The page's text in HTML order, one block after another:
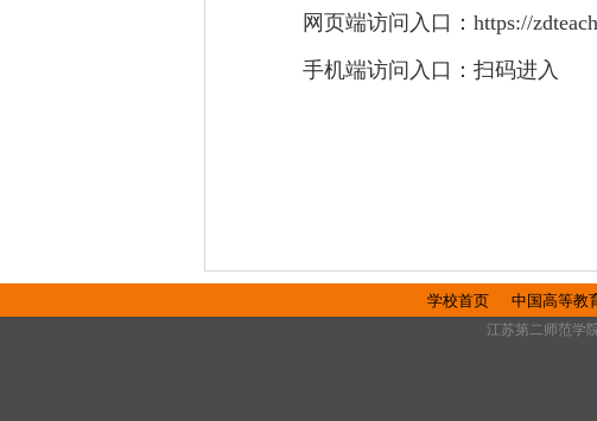
网页端访问入口： https://
手机端访问入口：扫码进入
学校首页 中国高等教
江苏第二师范学